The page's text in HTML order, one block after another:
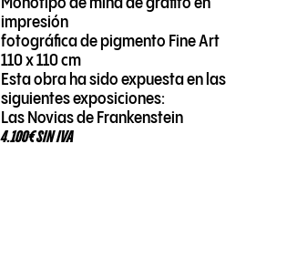
impresión
fotográfica de pigmento Fine Art
110 x 110 cm
Esta obra ha sido expuesta en las
siguientes exposiciones:
Las Novias de Frankenstein
4.100€ SIN IVA